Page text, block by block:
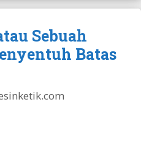
Sebuah
Batas